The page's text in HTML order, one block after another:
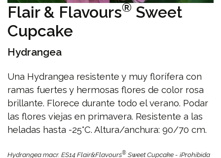
Flair & Flavours® Sweet
Cupcake
Hydrangea
Una Hydrangea resistente y muy florífera con
ramas fuertes y hermosas flores de color rosa
brillante. Florece durante todo el verano. Podar
las flores viejas en primavera. Resistente a las
heladas hasta -25°C. Altura/anchura: 90/70 cm.
Hydrangea macr. ES14 Flair&Flavours® Sweet Cupcake - ¡Prohibida